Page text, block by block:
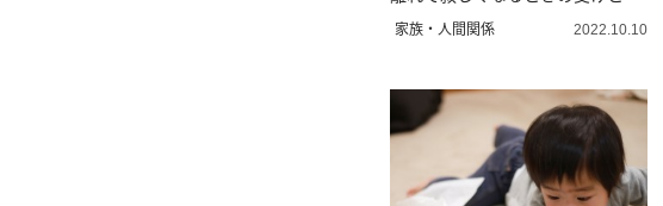
方”
家族・人間関係 2022.10.10